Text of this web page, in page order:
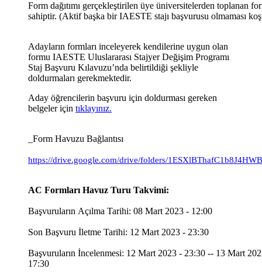
Form dağıtımı gerçekleştirilen üye üniversitelerden toplanan
sahiptir. (Aktif başka bir IAESTE stajı başvurusu olmaması
Adayların formları inceleyerek kendilerine uygun olan
formu IAESTE Uluslararası Stajyer Değişim Programı
Staj Başvuru Kılavuzu’nda belirtildiği şekliyle
doldurmaları gerekmektedir.
Aday öğrencilerin başvuru için doldurması gereken
belgeler için tıklayınız.
_Form Havuzu Bağlantısı
https://drive.google.com/drive/folders/
AC Formları Havuz Turu Takvimi:
Başvuruların Açılma Tarihi: 08 Mart 2023 - 12:00
Son Başvuru İletme Tarihi: 12 Mart 2023 - 23:30
Başvuruların İncelenmesi: 12 Mart 2023 - 23:30 -- 13 Mart
17:30